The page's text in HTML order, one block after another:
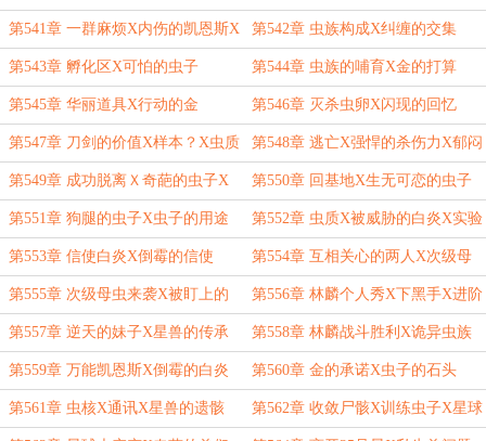
第541章 一群麻烦X内伤的凯恩斯X
探险之旅
第542章 虫族构成X纠缠的交集
第543章 孵化区X可怕的虫子 第544章 虫族的哺育X金的打算
第545章 华丽道具X行动的金 第546章 灭杀虫卵X闪现的回忆
第547章 刀剑的价值X样本？X虫质 第548章 逃亡X强悍的杀伤力X郁闷
的白炎
第549章 成功脱离Ｘ奇葩的虫子X
盟友
第550章 回基地X生无可恋的虫子
第551章 狗腿的虫子X虫子的用途
（含免费除夕新春番外）
第552章 虫质X被威胁的白炎X实验
进展
第553章 信使白炎X倒霉的信使 第554章 互相关心的两人X次级母
虫的突袭
第555章 次级母虫来袭X被盯上的
林麟
第556章 林麟个人秀X下黑手X进阶
第557章 逆天的妹子X星兽的传承 第558章 林麟战斗胜利X诡异虫族
第559章 万能凯恩斯X倒霉的白炎 第560章 金的承诺X虫子的石头
第561章 虫核X通讯X星兽的遗骸 第562章 收敛尸骸X训练虫子X星球